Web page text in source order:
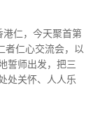
港仁，今天聚首第
者仁心交流会，以
誓师出发，把三
处关怀、人人乐